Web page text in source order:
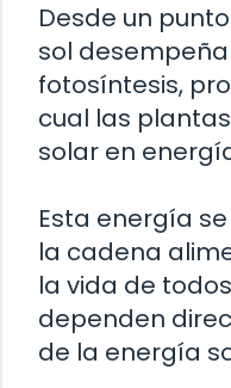
Desde un
sol
fotosíntesis,
cual las
solar en
Esta energía
la cadena
la vida de
dependen
de la energía